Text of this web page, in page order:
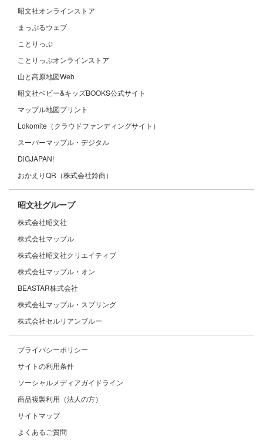
昭文社オンラインストア
まっぷるウェブ
ことりっぷ
ことりっぷオンラインストア
山と高原地図Web
昭文社ベビー&キッズBOOKS公式サイト
マップル地図プリント
Lokomite（クラウドファンディングサイト）
スーパーマップル・デジタル
DiGJAPAN!
おかえりQR（株式会社鈴商）
昭文社グループ
株式会社昭文社
株式会社マップル
株式会社昭文社クリエイティブ
株式会社マップル・オン
BEASTAR株式会社
株式会社マップル・スプリング
株式会社セルリアンブルー
プライバシーポリシー
サイトの利用条件
ソーシャルメディアガイドライン
商品複製利用（法人の方）
サイトマップ
よくあるご質問